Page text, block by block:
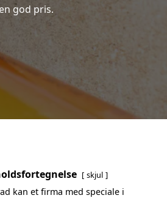
god pris.
skjul
kan et firma med speciale i